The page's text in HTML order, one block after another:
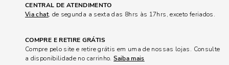
CENTRAL DE ATENDIMENTO
Via chat, de segunda a sexta das 8hrs às 17hrs, exceto feriados.
COMPRE E RETIRE GRÁTIS
Compre pelo site e retire grátis em uma de nossas lojas. Consulte
a disponibilidade no carrinho.Saiba mais